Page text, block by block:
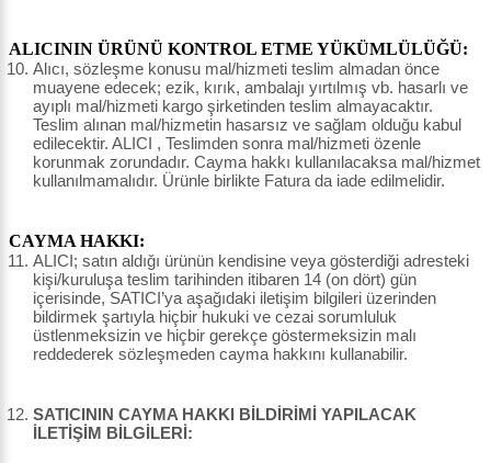
ALICININ ÜRÜNÜ KONTROL ETME YÜKÜMLÜLÜĞÜ:
Alıcı, sözleşme konusu mal/hizmeti teslim almadan önce
muayene edecek; ezik, kırık, ambalajı yırtılmış vb. hasarlı ve
ayıplı mal/hizmeti kargo şirketinden teslim almayacaktır.
Teslim alınan mal/hizmetin hasarsız ve sağlam olduğu kabul
edilecektir. ALICI , Teslimden sonra mal/hizmeti özenle
korunmak zorundadır. Cayma hakkı kullanılacaksa mal/hizmet
kullanılmamalıdır. Ürünle birlikte Fatura da iade edilmelidir.
CAYMA HAKKI:
ALICI; satın aldığı ürünün kendisine veya gösterdiği adresteki
kişi/kuruluşa teslim tarihinden itibaren 14 (on dört) gün
içerisinde, SATICI’ya aşağıdaki iletişim bilgileri üzerinden
bildirmek şartıyla hiçbir hukuki ve cezai sorumluluk
üstlenmeksizin ve hiçbir gerekçe göstermeksizin malı
reddederek sözleşmeden cayma hakkını kullanabilir.
SATICININ CAYMA HAKKI BİLDİRİMİ YAPILACAK
İLETİŞİM BİLGİLERİ: